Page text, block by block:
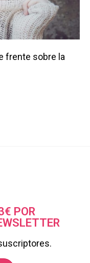
frente sobre la
POR